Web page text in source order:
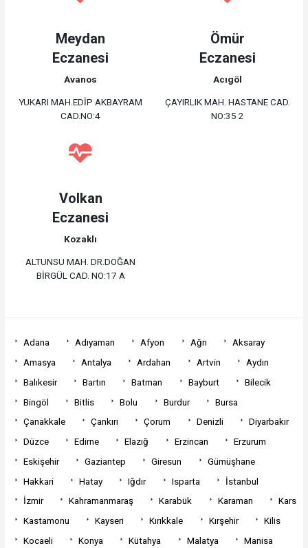
Meydan
Eczanesi
Avanos
YUKARI MAH.EDİP AKBAYRAM
CAD.NO:4
Ömür
Eczanesi
Acıgöl
ÇAYIRLIK MAH. HASTANE CAD.
NO:35 2
Volkan
Eczanesi
Kozaklı
ALTUNSU MAH. DR.DOĞAN
BİRGÜL CAD. NO:17 A
Adana Adıyaman Afyon Ağrı
Aksaray
Amasya
Antalya Ardahan Artvin
Aydın
Balıkesir
Bartın Batman Bayburt
Bilecik
Bingöl
Bitlis Bolu Burdur
Bursa
Çanakkale
Çankırı Çorum Denizli
Diyarbakır
Düzce
Edirne Elazığ Erzincan
Erzurum
Eskişehir
Gaziantep Giresun
Gümüşhane
Hakkari
Hatay Iğdır Isparta
İstanbul
İzmir
Kahramanmaraş Karabük Karaman
Kars
Kastamonu
Kayseri Kırıkkale Kırşehir
Kilis
Kocaeli
Konya Kütahya Malatya Manisa